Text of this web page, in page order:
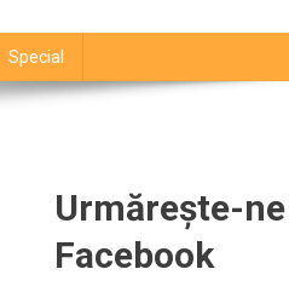
Special
Urmărește-
Facebook